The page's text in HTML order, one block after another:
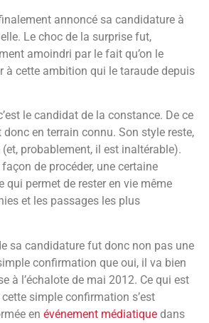
annoncé sa candidature à
Le choc de la surprise fut,
amoindri par le fait qu’on le
à cette ambition qui le taraude depuis
le candidat de la constance. De ce
donc en terrain connu. Son style reste,
probablement, il est inaltérable).
de procéder, une certaine
qui permet de rester en vie même
et les passages les plus
sa candidature fut donc non pas une
confirmation que oui, il va bien
à l’échalote de mai 2012. Ce qui est
simple confirmation s’est
en événement médiatique dans